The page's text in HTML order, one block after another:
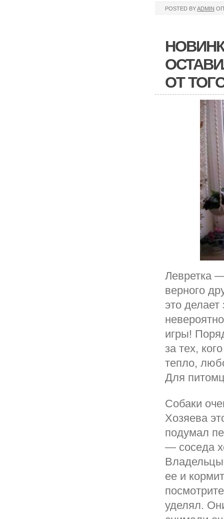
POSTED BYADMIN
ОТ
Левретка
верного
это
игры!
за тех,
тепло,
Для
Собаки
Хозяева
подумал
— соседа
Владельцы
ее и
уделял.